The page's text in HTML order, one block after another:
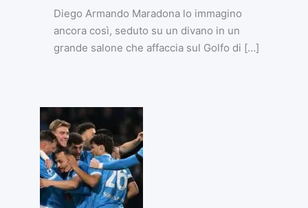
Diego Armando Maradona lo immagino
ancora così, seduto su un divano in un
grande salone che affaccia sul Golfo di […]